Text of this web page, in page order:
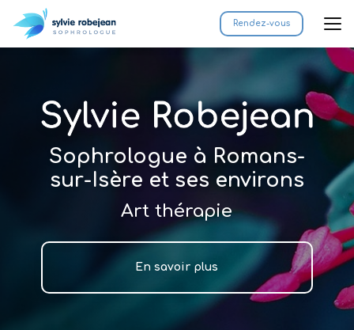
au
contenu
Rendez-vous
Sophrologue à Romans-
sur-Isère et ses environs
Art thérapie
En savoir plus